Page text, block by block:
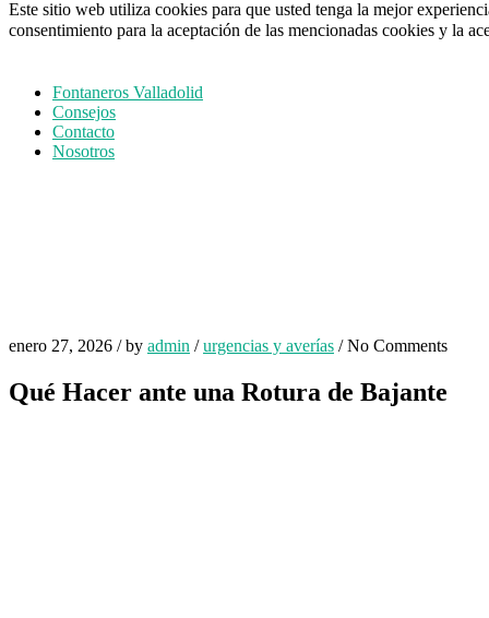
Fontaneros Valladolid
Consejos
Contacto
Nosotros
enero 27, 2026 /by admin /urgencias y averías /No Comments
Qué Hacer ante una Rotura de Bajante
Este sitio web utiliza cookies para que usted tenga la mejor
consentimiento para la aceptación de las mencionadas cookies y la